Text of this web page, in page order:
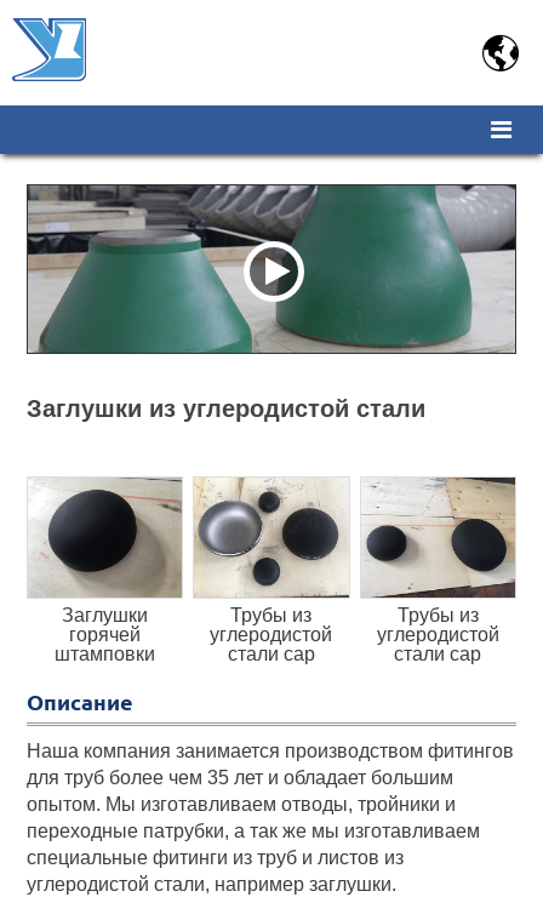

Заглушки из углеродистой стали
Заглушки
горячей
штамповки
Трубы из
углеродистой
стали cap
Трубы из
углеродистой
стали cap
Описание
Наша компания занимается производством фитингов
для труб более чем 35 лет и обладает большим
опытом. Мы изготавливаем отводы, тройники и
переходные патрубки, а так же мы изготавливаем
специальные фитинги из труб и листов из
углеродистой стали, например заглушки.